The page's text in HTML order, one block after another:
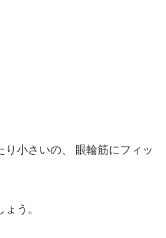
小さいの、 眼輪筋にフィッ
う。